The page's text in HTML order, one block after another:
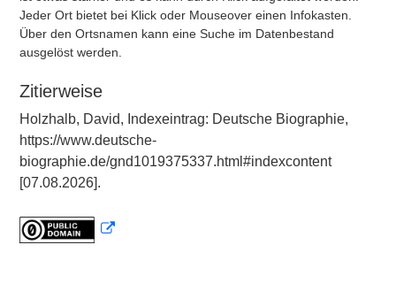
Jeder Ort bietet bei Klick oder Mouseover einen Infokasten.
Über den Ortsnamen kann eine Suche im Datenbestand
ausgelöst werden.
Zitierweise
Holzhalb, David, Indexeintrag: Deutsche Biographie,
https://www.deutsche-
biographie.de/gnd1019375337.html#indexcontent
[07.08.2026].